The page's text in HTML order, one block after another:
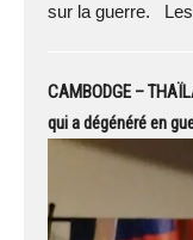
sur la guerre. Les
CAMBODGE –
qui a dégénéré en